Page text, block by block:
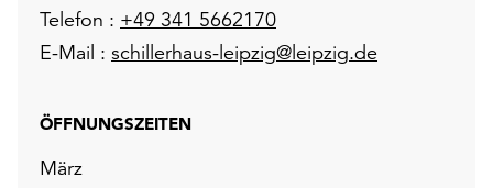
Telefon : +49 341 5662170
E-Mail : schillerhaus-leipzig@leipzig.de
ÖFFNUNGSZEITEN
März